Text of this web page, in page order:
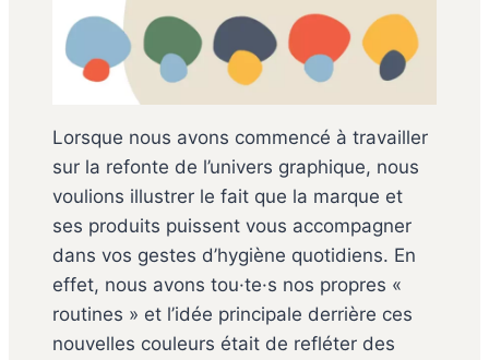
Lorsque nous avons commencé à travailler
sur la refonte de l’univers graphique, nous
voulions illustrer le fait que la marque et
ses produits puissent vous accompagner
dans vos gestes d’hygiène quotidiens. En
effet, nous avons tou·te·s nos propres «
routines » et l’idée principale derrière ces
nouvelles couleurs était de refléter des